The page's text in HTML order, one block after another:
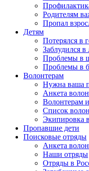
Родителям
Пропал
Детям
Потерялся в
Заблудился в
Проблемы в
Проблемы в
Волонтерам
Нужна ваша
Анкета
Волонтерам
Список
Экипировка
Пропавшие дети
Поисковые отряды
Анкета
Наши отряды
Отряды в